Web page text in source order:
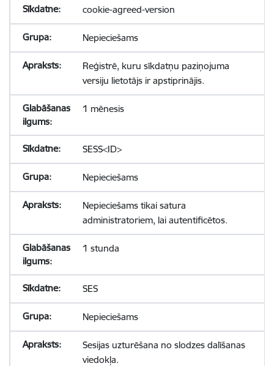
cookie-agreed-version
Nepieciešams
Reģistrē, kuru sīkdatņu paziņojuma
versiju lietotājs ir apstiprinājis.
1 mēnesis
SESS<ID>
Nepieciešams
Nepieciešams tikai satura
administratoriem, lai autentificētos.
1 stunda
SES
Nepieciešams
Sesijas uzturēšana no slodzes dalīšanas
viedokļa.